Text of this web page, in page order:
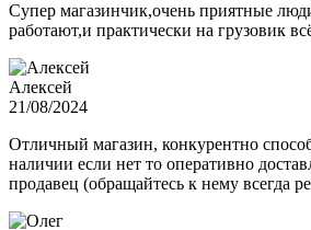
Супер магазинчик,очень приятные
работают,и практически на грузовик
Алексей
21/08/2024
Отличный магазин, конкурентно
наличии если нет то оперативно
продавец (обращайтесь к нему всегда